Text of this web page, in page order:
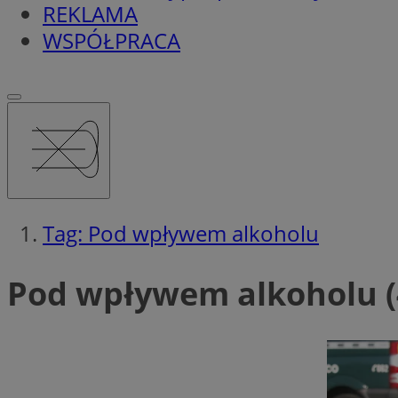
REKLAMA
WSPÓŁPRACA
Tag: Pod wpływem alkoholu
Pod wpływem alkoholu